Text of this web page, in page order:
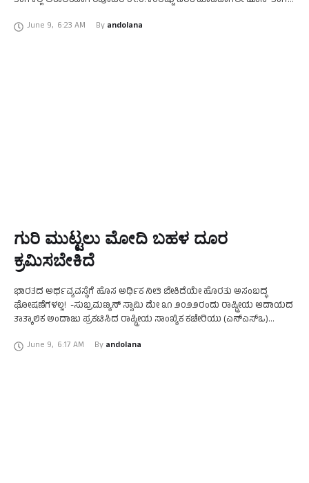
June 9, 6:23 AM By andolana
ಗುರಿ ಮುಟ್ಟಲು ಮೋದಿ ಬಹಳ ದೂರ
ಕ್ರಮಿಸಬೇಕಿದೆ
ಭಾರತದ ಅರ್ಥವ್ಯವಸ್ಥೆಗೆ ಹೊಸ ಅರ್ಥಿಕ ನೀತಿ ಬೇಕಿದೆಯೇ ಹೊರತು ಅಸಂಬದ್ಧ
ಘೋಷಣೆಗಳಲ್ಲ! -ಸುಬ್ರಮಣ್ಯನ್ ಸ್ವಾಮಿ ಮೇ ೩೧ ೨೦೨೨ರಂದು ರಾಷ್ಟ್ರೀಯ ಆದಾಯದ
ತಾತ್ಕಾಲಿಕ ಅಂದಾಜು ಪ್ರಕಟಿಸಿದ ರಾಷ್ಟ್ರೀಯ ಸಾಂಖ್ಯಿಕ ಕಚೇರಿಯು (ಎನ್‌ಎಸ್‌ಒ)
June 9, 6:17 AM By andolana